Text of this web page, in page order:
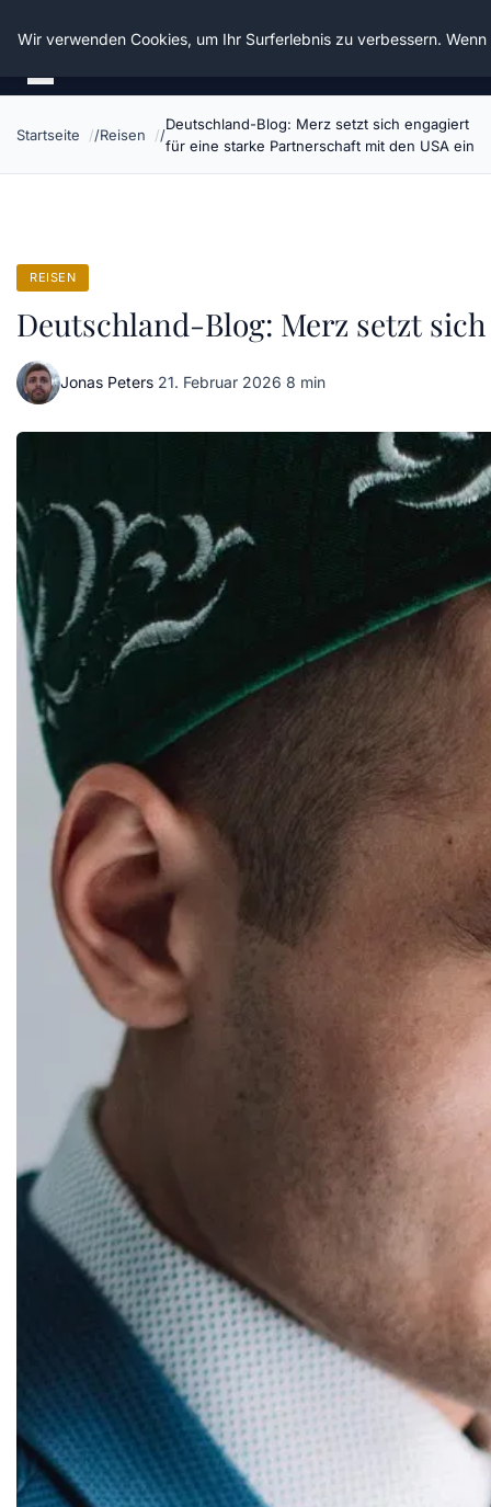
Die Schnitter
Startseite Reisen
Deutschland-Blog: Merz setzt sich engagiert
für eine starke Partnerschaft mit den USA ein
REISEN
Deutschland-Blog: Merz setzt
Jonas Peters·21. Februar 2026·8 min
Wir verwenden Cookies, um Ihr Surferlebnis zu verbessern.